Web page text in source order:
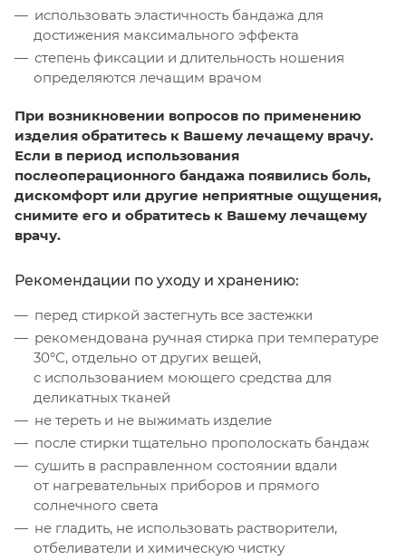
использовать эластичность бандажа для
достижения максимального эффекта
степень фиксации и длительность ношения
определяются лечащим врачом
При возникновении вопросов по применению
изделия обратитесь к Вашему лечащему врачу.
Если в период использования
послеоперационного бандажа появились боль,
дискомфорт или другие неприятные ощущения,
снимите его и обратитесь к Вашему лечащему
врачу.
Рекомендации по уходу и хранению:
перед стиркой застегнуть все застежки
рекомендована ручная стирка при температуре
30°С, отдельно от других вещей,
с использованием моющего средства для
деликатных тканей
не тереть и не выжимать изделие
после стирки тщательно прополоскать бандаж
сушить в расправленном состоянии вдали
от нагревательных приборов и прямого
солнечного света
не гладить, не использовать растворители,
отбеливатели и химическую чистку